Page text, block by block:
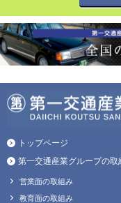
トップページ
第一交通産業グループの取
営業面の取組み
教育面の取組み